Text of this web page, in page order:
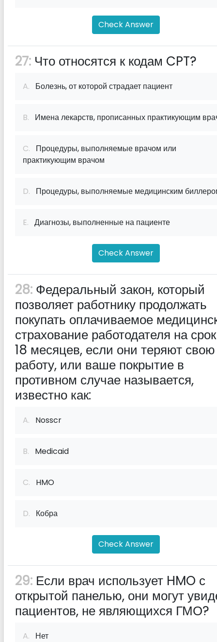
Check Answer
27: Что относятся к кодам CPT?
A. Болезнь, от которой страдает пациент
B. Имена лекарств, прописанных практикующим
C. Процедуры, выполняемые врачом или
практикующим врачом
D. Процедуры, выполняемые медицинским
E. Диагнозы, выполненные на пациенте
Check Answer
28: Федеральный закон, который
позволяет работнику продолжать
покупать оплачиваемое
страхование работодателя на
18 месяцев, если они теряют свою
работу, или ваше покрытие в
противном случае называется,
известно как:
A. Nosscr
B. Medicaid
C. HMO
D. Кобра
Check Answer
29: Если врач использует HMO с
открытой панелью, они могут
пациентов, не являющихся ГМО?
A. Нет